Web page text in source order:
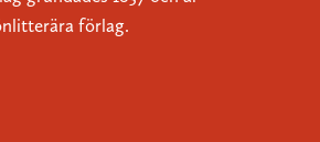
förlag.